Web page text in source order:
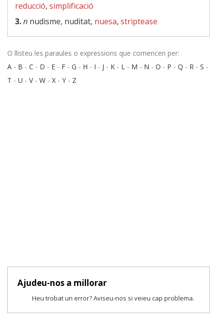
reducció, simplificació
3.n nudisme, nuditat, nuesa, striptease
O llisteu les paraules o expressions que comencen per:
A - B - C - D - E - F - G - H - I - J - K - L - M - N - O - P - Q - R - S -
T - U - V- W - X - Y - Z
Ajudeu-nos a millorar
Heu trobat un error? Aviseu-nos si veieu cap problema.